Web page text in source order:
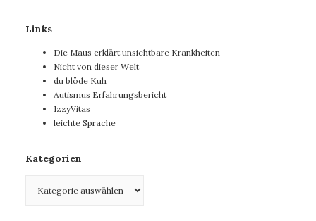
Links
Die Maus erklärt unsichtbare Krankheiten
Nicht von dieser Welt
du blöde Kuh
Autismus Erfahrungsbericht
IzzyVitas
leichte Sprache
Kategorien